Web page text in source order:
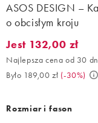
ASOS DESIGN –
o obcisłym kroju
Jest 132,00 zł.
Jest 132,00 zł
Najlepsza cena od 30
Było 189,00 zł (-30%)
Rozmiar i fason